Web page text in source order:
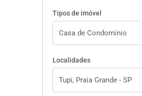
Tipos de imóvel
Localidades